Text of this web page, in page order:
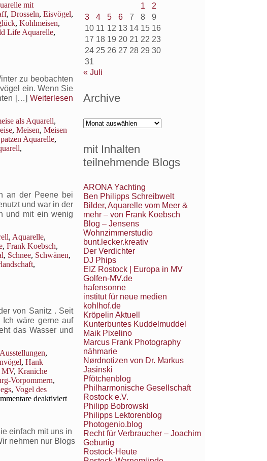
mit
, Drosseln, Eisvögel,
, Kohlmeisen,
Life Aquarelle,
zu beobachten
ein. Wenn Sie
[…] Weiterlesen
als Aquarell,
, Meisen, Meisen
Aquarelle,
,
an der Peene bei
und war in der
und mit ein wenig
, Aquarelle,
, Frank Koebsch,
, Schnee, Schwänen,
,
von Sanitz . Seit
wäre gerne auf
das Wasser und
Ausstellungen,
, Hank
MV, Kraniche
Vorpommern,
, Vogel des
deaktiviertfür
Kraniche
überwintern
immer
öfter
in
1
2
3
4 5 6 7 8
9
10 11 12 13 14 15 16
17 18 19 20 21 22 23
24 25 26 27 28 29 30
31
« Juli
Archive
Archive
mit Inhalten
teilnehmende Blogs
ARONA Yachting
Ben Philipps Schreibwelt
Bilder, Aquarelle vom Meer &
mehr – von Frank Koebsch
Blog – Jensens
Wohnzimmerstudio
bunt.lecker.kreativ
Der Verdichter
DJ Phips
EIZ Rostock | Europa in MV
Golfen-MV.de
hafensonne
institut für neue medien
kohlhof.de
Kröpelin Aktuell
Kunterbuntes Kuddelmuddel
Maik Pixelino
Marcus Frank Photography
nähmarie
Nørdnotizen von Dr. Markus
Jasinski
Pfötchenblog
Philharmonische Gesellschaft
Rostock e.V.
Philipp Bobrowski
Philipps Lektorenblog
Photogenio.blog
Recht für Verbraucher – Joachim
Geburtig
Rostock-Heute
einfach mit uns in
nehmen nur Blogs